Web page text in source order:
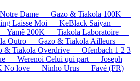
Notre Dame — Gazo & Tiakola 100K —
Laisse Moi — KeBlack Saiyan —
Yamê 200K — Tiakola Laboratoire —
Outro — Gazo & Tiakola Ailleurs —
& Tiakola Overdrive — Ofenbach 1 2 3
— Werenoi Celui qui part — Joseph
No love — Ninho Urus — Favé (FR)